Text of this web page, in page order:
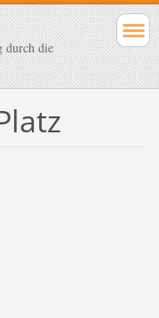
durch die